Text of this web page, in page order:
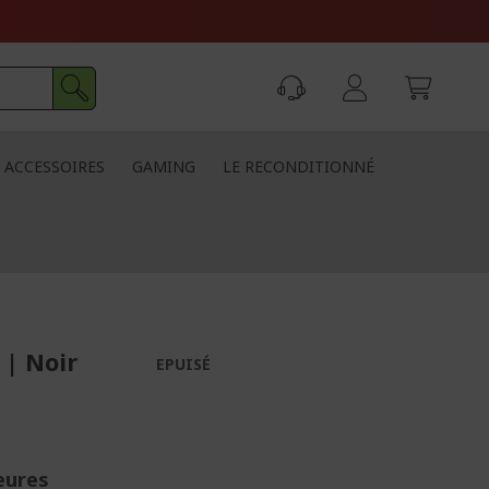
ACCESSOIRES GAMING LE RECONDITIONNÉ
| Noir EPUISÉ